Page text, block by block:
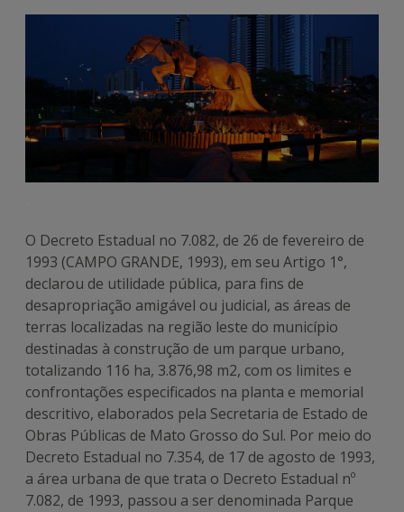
O Decreto Estadual no 7.082, de 26 de fevereiro de
1993 (CAMPO GRANDE, 1993), em seu Artigo 1°,
declarou de utilidade pública, para fins de
desapropriação amigável ou judicial, as áreas de
terras localizadas na região leste do município
destinadas à construção de um parque urbano,
totalizando 116 ha, 3.876,98 m2, com os limites e
confrontações especificados na planta e memorial
descritivo, elaborados pela Secretaria de Estado de
Obras Públicas de Mato Grosso do Sul. Por meio do
Decreto Estadual no 7.354, de 17 de agosto de 1993,
a área urbana de que trata o Decreto Estadual nº
7.082, de 1993, passou a ser denominada Parque